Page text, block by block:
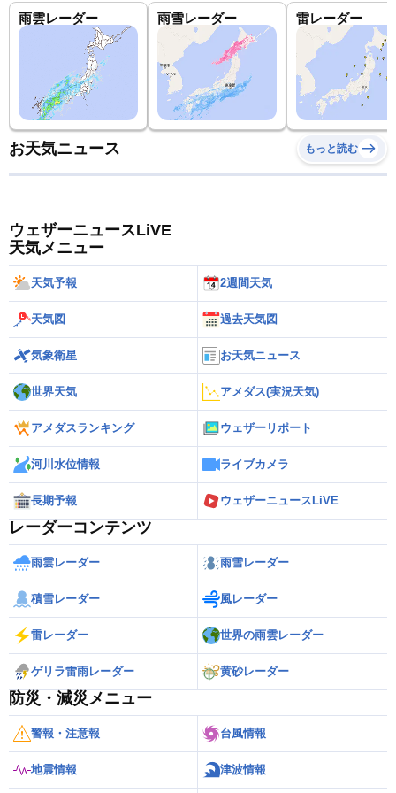
雨雲レーダー 雨雪レーダー 雷レーダー
お天気ニュース もっと読む
ウェザーニュースLiVE
天気メニュー
天気予報 2週間天気
天気図 過去天気図
気象衛星 お天気ニュース
世界天気 アメダス(実況天気)
アメダスランキング ウェザーリポート
河川水位情報 ライブカメラ
長期予報 ウェザーニュースLiVE
レーダーコンテンツ
雨雲レーダー 雨雪レーダー
積雪レーダー 風レーダー
雷レーダー 世界の雨雲レーダー
ゲリラ雷雨レーダー 黄砂レーダー
防災・減災メニュー
警報・注意報 台風情報
地震情報 津波情報